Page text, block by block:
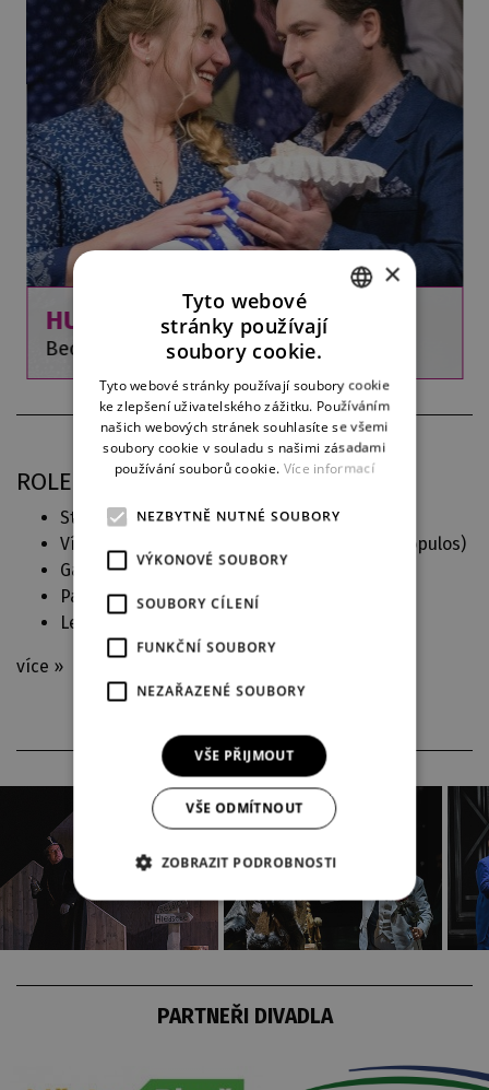
HUBIČKA
Bedřich Smetana
ROLE V DJKT
Strážník ( Hubička)
Vítek, solicitátor, Hauk - Šendorf (
Věc Makropulos)
Gabriel von Eisenstein (Netopýr
Paul Barriere (Kankán)
Leon de Préval (
více »
PARTNEŘI DIVADLA
GERMAN
×
Tyto webové
stránky používají
soubory cookie.
Tyto webové stránky používají soubory cookie
ke zlepšení uživatelského zážitku. Používáním
našich webových stránek souhlasíte se všemi
soubory cookie v souladu s našimi zásadami
používání souborů cookie. Více informací
NEZBYTNĚ NUTNÉ SOUBORY
VÝKONOVÉ SOUBORY
SOUBORY CÍLENÍ
FUNKČNÍ SOUBORY
NEZAŘAZENÉ SOUBORY
VŠE PŘIJMOUT
VŠE ODMÍTNOUT
ZOBRAZIT PODROBNOSTI